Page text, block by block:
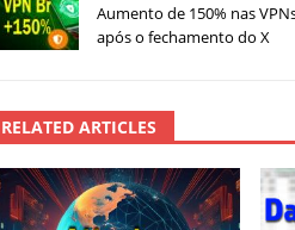
Aumento de 150% nas
após o fechamento do X
RELATED ARTICLES